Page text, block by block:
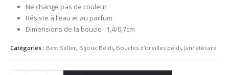
Ne change pas de couleur
Résiste à l’eau et au parfum
Dimensions de la boucle : 1,4/0,7cm
Catégories : Best Seller, Bijoux Beldi, Boucles d'oreilles beldi, Jannatecare